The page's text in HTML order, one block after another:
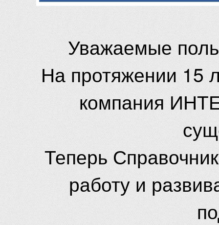
Уважаемые
На протяжении 15
компания
Теперь
работу и